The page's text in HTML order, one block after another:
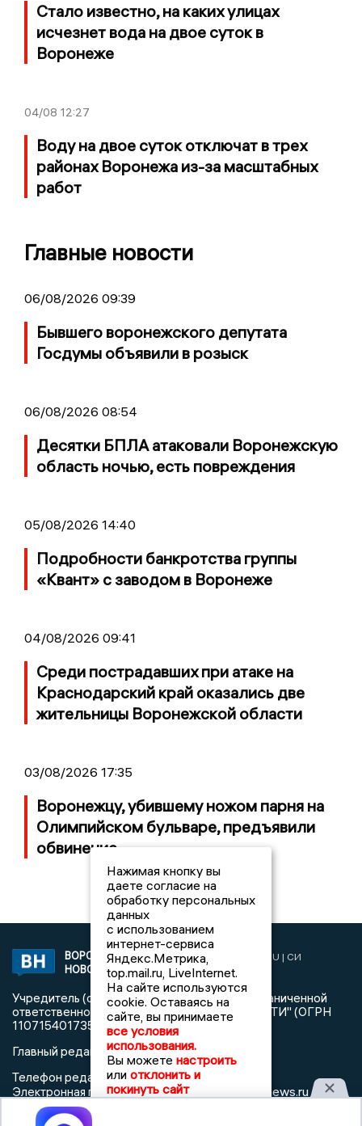
Стало известно, на каких улицах
исчезнет вода на двое суток в
Воронеже
04/08 12:27
Воду на двое суток отключат в трех
районах Воронежа из-за масштабных
работ
Главные новости
06/08/2026 09:39
Бывшего воронежского депутата
Госдумы объявили в розыск
06/08/2026 08:54
Десятки БПЛА атаковали Воронежскую
область ночью, есть повреждения
05/08/2026 14:40
Подробности банкротства группы
«Квант» с заводом в Воронеже
04/08/2026 09:41
Среди пострадавших при атаке на
Краснодарский край оказались две
жительницы Воронежской области
03/08/2026 17:35
Воронежцу, убившему ножом парня на
Олимпийском бульваре, предъявили
обвинение
ВОРОНЕЖСКИЕ
НОВОСТИ
2019 © VORONEZHNEWS.RU | СИ
«Воронежские новости»
Учредитель (соучредители): Общество с ограниченной
ответственностью "РЕГИОНАЛЬНЫЕ НОВОСТИ" (ОГРН
1107154017354)
Главный редактор: Пирогов А.А.
Телефон редакции: +7 (473) 262 77 92
Электронная почта редакции:info@voronezhnews.ru
Регистрационный номер: серия Эл № ФС 77 - 75880 от 13
Нажимая кнопку вы
даете согласие на
обработку персональных
данных
с использованием
интернет-сервиса
Яндекс.Метрика,
top.mail.ru, LiveInternet.
На сайте используются
cookie. Оставаясь на
сайте, вы принимаете
все условия
использования.
Вы можете настроить
или отклонить и
покинуть сайт